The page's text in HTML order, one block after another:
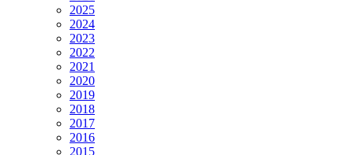
2025
2024
2023
2022
2021
2020
2019
2018
2017
2016
2015